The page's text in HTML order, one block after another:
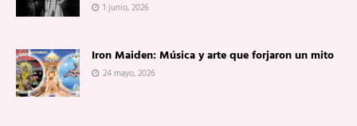
1 junio, 2026
Iron Maiden: Música y arte que forjaron un mito
24 mayo, 2026